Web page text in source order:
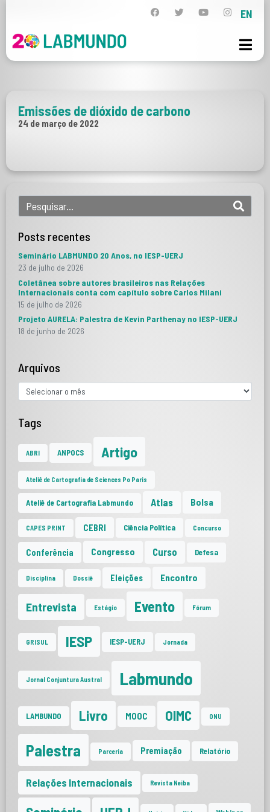
EN
Emissões de dióxido de carbono
24 de março de 2022
Posts recentes
Seminário LABMUNDO 20 Anos, no IESP-UERJ
23 de julho de 2026
Coletânea sobre autores brasileiros nas Relações
Internacionais conta com capítulo sobre Carlos Milani
15 de julho de 2026
Projeto AURELA: Palestra de Kevin Parthenay no IESP-UERJ
18 de junho de 2026
Arquivos
Tags
ABRI ANPOCS Artigo
Ateliê de Cartografia de Sciences Po Paris
Ateliê de Cartografia Labmundo Atlas Bolsa
CAPES PRINT CEBRI Ciência Política Concurso
Conferência Congresso Curso Defesa
Disciplina Dossiê Eleições Encontro
Entrevista Estágio Evento Fórum
GRISUL IESP IESP-UERJ Jornada
Jornal Conjuntura Austral Labmundo
LAMBUNDO Livro MOOC OIMC ONU
Palestra Parceria Premiação Relatório
Relações Internacionais Revista Neiba